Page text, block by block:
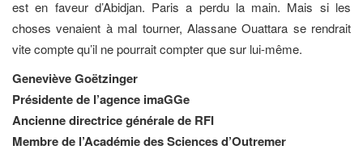
est en faveur d’Abidjan. Paris a perdu la main. Mais si les
choses venaient à mal tourner, Alassane Ouattara se rendrait
vite compte qu’il ne pourrait compter que sur lui-même.
Geneviève Goëtzinger
Présidente de l’agence imaGGe
Ancienne directrice générale de RFI
Membre de l’Académie des Sciences d’Outremer